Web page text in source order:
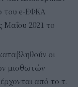
του e-ΕΦΚΑ
Μαΐου 2021 το
οι
μισθωτών
από το τ.